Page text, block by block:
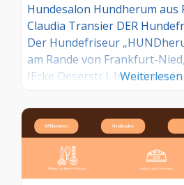
Hundesalon Hundherum aus
Claudia Transier DER
Der Hundefriseur
am Rande von Frankfurt-
(Ecke Oeserstr.). In meinem
Werkzeug und hochwertige
Pflegemittel der Firma „Dog
Mitchell“ und „PSH“.
nach jeder Behandlung die
Arbeitstisch gereinigt und